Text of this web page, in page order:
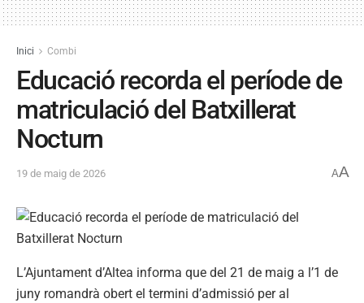
Inici Combi
Educació recorda el període de
matriculació del Batxillerat
Nocturn
19 de maig de 2026 AA
L’Ajuntament d’Altea informa que del 21 de maig a l’1 de
juny romandrà obert el termini d’admissió per al